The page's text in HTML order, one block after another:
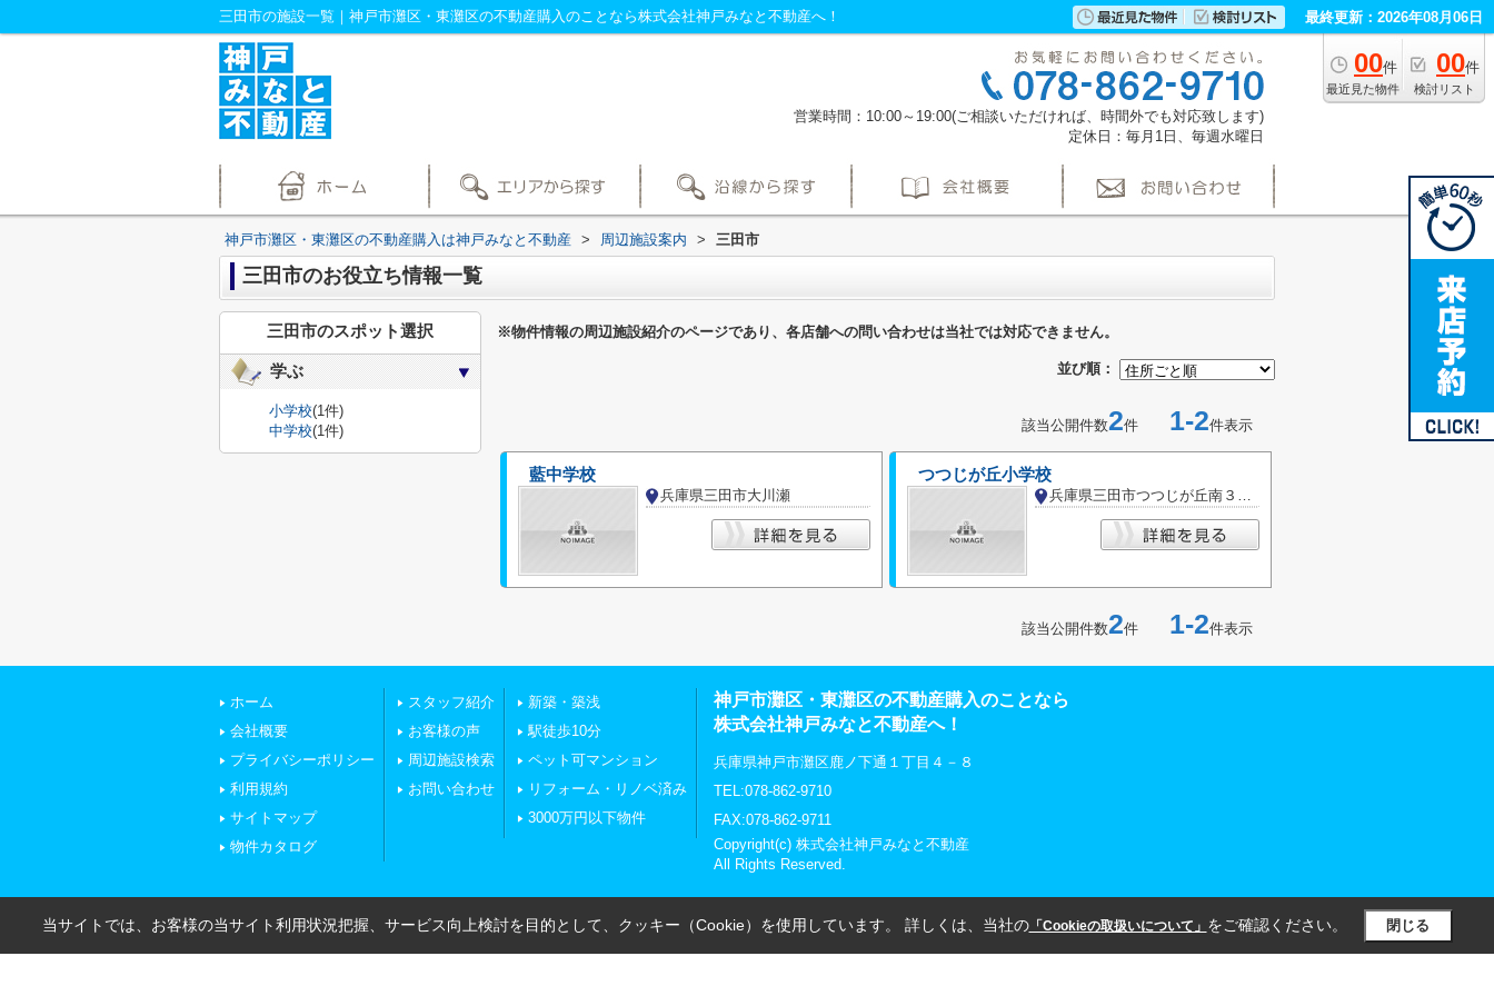
三田市の施設一覧｜神戸市灘区・東灘区の不動産購入のことなら株式会社神戸みなと不動産へ！ 最終更新：2026年08月06日
00件
最近見た物件
00件
検討リスト
営業時間：10:00～19:00(ご相談いただければ、時間外でも対応致します)
定休日：毎月1日、毎週水曜日
神戸市灘区・東灘区の不動産購入は神戸みなと不動産 > 周辺施設案内 > 三田市
三田市のお役立ち情報一覧
※物件情報の周辺施設紹介のページであり、各店舗への問い合わせは当社では対応できません。
並び順：
該当公開件数2件 1-2件表示
藍中学校
兵庫県三田市大川瀬
つつじが丘小学校
兵庫県三田市つつじが丘南３丁目
該当公開件数2件 1-2件表示
三田市のスポット選択
学ぶ
小学校(1件)
中学校(1件)
ホーム
会社概要
プライバシーポリシー
利用規約
サイトマップ
物件カタログ
スタッフ紹介
お客様の声
周辺施設検索
お問い合わせ
新築・築浅
駅徒歩10分
ペット可マンション
リフォーム・リノベ済み
3000万円以下物件
神戸市灘区・東灘区の不動産購入のことなら
株式会社神戸みなと不動産へ！
兵庫県神戸市灘区鹿ノ下通１丁目４－８
TEL:078-862-9710
FAX:078-862-9711
Copyright(c) 株式会社神戸みなと不動産
All Rights Reserved.
当サイトでは、お客様の当サイト利用状況把握、サービス向上検討を目的として、クッキー（Cookie）を使用しています。 詳しくは、当社の「Cookieの取扱いについて」 をご確認ください。 閉じる